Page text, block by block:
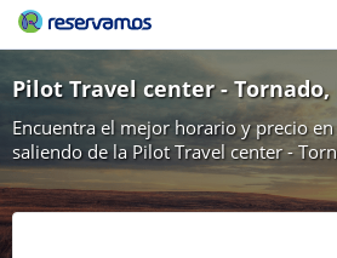
Pilot Travel center - Tornado,
Encuentra el mejor horario y precio
saliendo de la Pilot Travel center -